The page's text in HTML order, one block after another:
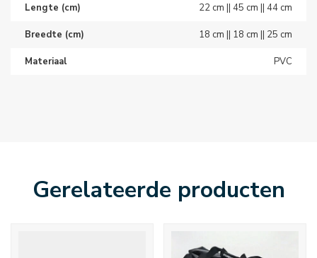
Lengte (cm) 22 cm || 45 cm || 44 cm
Breedte (cm) 18 cm || 18 cm || 25 cm
Materiaal PVC
Gerelateerde producten